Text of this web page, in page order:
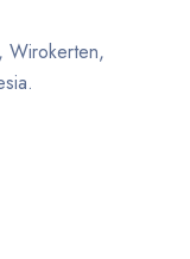
Wirokerten,